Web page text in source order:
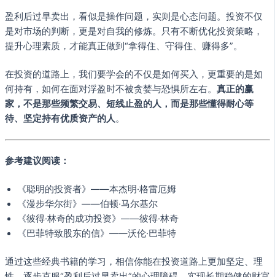
盈利后过早卖出，看似是操作问题，实则是心态问题。投资不仅
是对市场的判断，更是对自我的修炼。只有不断优化投资策略，
提升心理素质，才能真正做到“拿得住、守得住、赚得多”。
在投资的道路上，我们要学会的不仅是如何买入，更重要的是如
何持有，如何在面对浮盈时不被贪婪与恐惧所左右。 真正的赢
家，不是那些频繁交易、短线止盈的人，而是那些懂得耐心等
待、坚定持有优质资产的人。
参考建议阅读：
《聪明的投资者》——本杰明·格雷厄姆
《漫步华尔街》——伯顿·马尔基尔
《彼得·林奇的成功投资》——彼得·林奇
《巴菲特致股东的信》——沃伦·巴菲特
通过这些经典书籍的学习，相信你能在投资道路上更加坚定、理